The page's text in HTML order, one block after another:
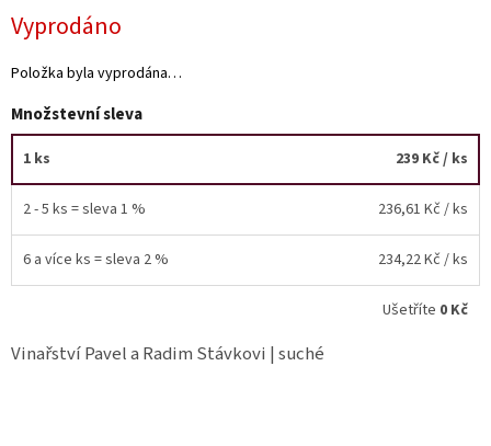
Akční
láhve
skladem
vína
Klarety
Vyprodáno
Položka byla vyprodána…
Množstevní sleva
1 ks 239 Kč/ ks
2 - 5 ks = sleva 1 % 236,61 Kč / ks
6 a více ks = sleva 2 % 234,22 Kč / ks
Ušetříte 0 Kč
Vinařství Pavel a Radim Stávkovi | suché